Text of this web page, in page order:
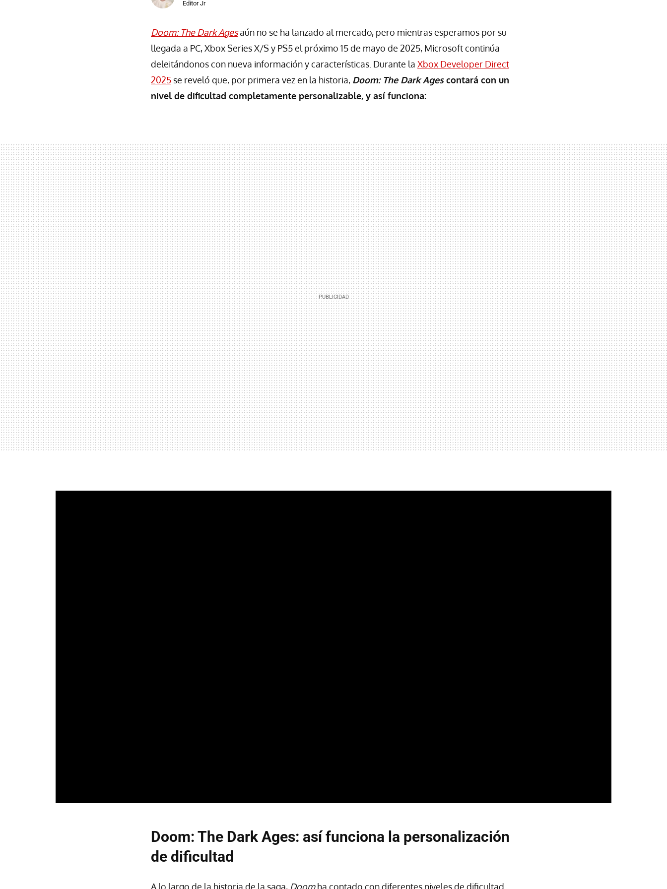
Editor Jr
Doom: The Dark Agesaún no se ha lanzado al mercado, pero mientras esperamos por su
llegada a PC, Xbox Series X/S y PS5 el próximo 15 de mayo de 2025, Microsoft continúa
deleitándonos con nueva información y características. Durante la Xbox Developer Direct
2025 se reveló que, por primera vez en la historia, Doom: The Dark Agescontará con un
nivel de dificultad completamente personalizable, y así funciona:
Doom: The Dark Ages: así funciona la personalización
de dificultad
A lo largo de la historia de la saga, Doomha contado con diferentes niveles de dificultad